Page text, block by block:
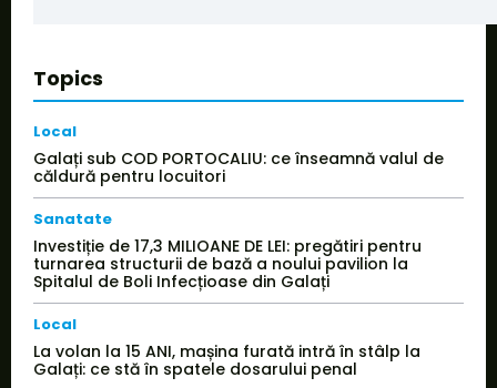
Topics
Local
Galați sub COD PORTOCALIU: ce înseamnă valul de
căldură pentru locuitori
Sanatate
Investiție de 17,3 MILIOANE DE LEI: pregătiri pentru
turnarea structurii de bază a noului pavilion la
Spitalul de Boli Infecțioase din Galați
Local
La volan la 15 ANI, mașina furată intră în stâlp la
Galați: ce stă în spatele dosarului penal